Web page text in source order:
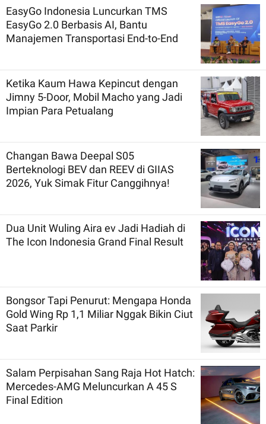
EasyGo Indonesia Luncurkan TMS
EasyGo 2.0 Berbasis AI, Bantu
Manajemen Transportasi End-to-End
Ketika Kaum Hawa Kepincut dengan
Jimny 5-Door, Mobil Macho yang Jadi
Impian Para Petualang
Changan Bawa Deepal S05
Berteknologi BEV dan REEV di GIIAS
2026, Yuk Simak Fitur Canggihnya!
Dua Unit Wuling Aira ev Jadi Hadiah di
The Icon Indonesia Grand Final Result
Bongsor Tapi Penurut: Mengapa Honda
Gold Wing Rp 1,1 Miliar Nggak Bikin Ciut
Saat Parkir
Salam Perpisahan Sang Raja Hot Hatch:
Mercedes-AMG Meluncurkan A 45 S
Final Edition